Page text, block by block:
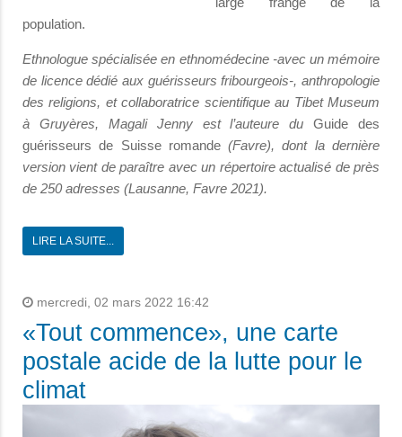
population.
Ethnologue spécialisée en ethnomédecine -avec un mémoire
de licence dédié aux guérisseurs fribourgeois-, anthropologie
des religions, et collaboratrice scientifique au Tibet Museum
à Gruyères, Magali Jenny est l’auteure duGuide des
guérisseurs de Suisse romande(Favre), dont la dernière
version vient de paraître avec un répertoire actualisé de près
de 250 adresses (Lausanne, Favre 2021).
LIRE LA SUITE...
mercredi, 02 mars 2022 16:42
«Tout commence», une carte
postale acide de la lutte pour le
climat